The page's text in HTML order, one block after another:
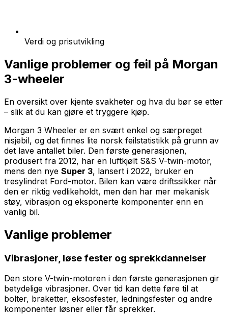
Verdi og prisutvikling
Vanlige problemer og feil på Morgan
3-wheeler
En oversikt over kjente svakheter og hva du bør se etter
– slik at du kan gjøre et tryggere kjøp.
Morgan 3 Wheeler er en svært enkel og særpreget
nisjebil, og det finnes lite norsk feilstatistikk på grunn av
det lave antallet biler. Den første generasjonen,
produsert fra 2012, har en luftkjølt S&S V-twin-motor,
mens den nye Super 3, lansert i 2022, bruker en
tresylindret Ford-motor. Bilen kan være driftssikker når
den er riktig vedlikeholdt, men den har mer mekanisk
støy, vibrasjon og eksponerte komponenter enn en
vanlig bil.
Vanlige problemer
Vibrasjoner, løse fester og sprekkdannelser
Den store V-twin-motoren i den første generasjonen gir
betydelige vibrasjoner. Over tid kan dette føre til at
bolter, braketter, eksosfester, ledningsfester og andre
komponenter løsner eller får sprekker.